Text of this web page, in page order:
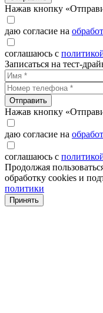
Нажав кнопку
даю согласие на
соглашаюсь с
Записаться на тест-
Отправить
Нажав кнопку
даю согласие на
соглашаюсь с
Продолжая
обработку cookies и
политики
Принять